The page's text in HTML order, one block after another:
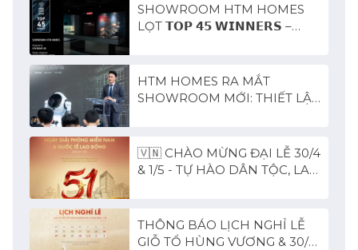
SHOWROOM HTM HOMES
LỌT 𝗧𝗢𝗣 𝟰𝟱 𝗪𝗜𝗡𝗡𝗘𝗥𝗦 –
HTM HOMES RA MẮT
SHOWROOM MỚI: THIẾT LẬP
🇻🇳 CHÀO MỪNG ĐẠI LỄ 30/4
& 1/5 - TỰ HÀO DÂN TỘC, LAN
THÔNG BÁO LỊCH NGHỈ LỄ
GIỖ TỔ HÙNG VƯƠNG & 30/4